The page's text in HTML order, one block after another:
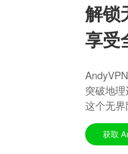
解锁
享受
突破地
这个无界
获取